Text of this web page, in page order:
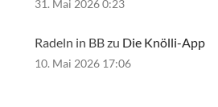
31. Mai 2026 0:23
Radeln in BB zu Die Knölli-App
10. Mai 2026 17:06